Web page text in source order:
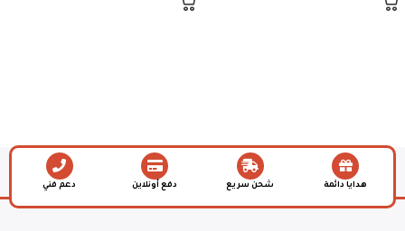
هدايا دائمة شحن سريع دفع أونلاين دعم فني